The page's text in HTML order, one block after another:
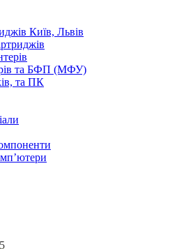
Київ, Львів
та БФП (МФУ)
та ПК